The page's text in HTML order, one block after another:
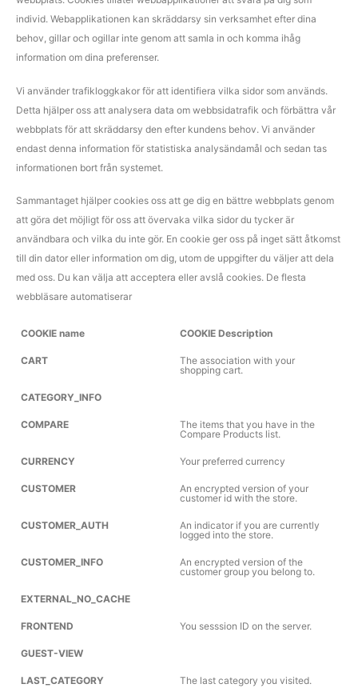
individ. Webapplikationen kan skräddarsy sin verksamhet efter dina
behov, gillar och ogillar inte genom att samla in och komma ihåg
information om dina preferenser.
Vi använder trafikloggkakor för att identifiera vilka sidor som används.
Detta hjälper oss att analysera data om webbsidatrafik och förbättra vår
webbplats för att skräddarsy den efter kundens behov. Vi använder
endast denna information för statistiska analysändamål och sedan tas
informationen bort från systemet.
Sammantaget hjälper cookies oss att ge dig en bättre webbplats genom
att göra det möjligt för oss att övervaka vilka sidor du tycker är
användbara och vilka du inte gör. En cookie ger oss på inget sätt åtkomst
till din dator eller information om dig, utom de uppgifter du väljer att dela
med oss. Du kan välja att acceptera eller avslå cookies. De flesta
webbläsare automatiserar
COOKIE name COOKIE Description
CART
The association with your
shopping cart.
CATEGORY_INFO
COMPARE
The items that you have in the
Compare Products list.
CURRENCY Your preferred currency
CUSTOMER
An encrypted version of your
customer id with the store.
CUSTOMER_AUTH
An indicator if you are currently
logged into the store.
CUSTOMER_INFO
An encrypted version of the
customer group you belong to.
EXTERNAL_NO_CACHE
FRONTEND You sesssion ID on the server.
GUEST-VIEW
LAST_CATEGORY The last category you visited.